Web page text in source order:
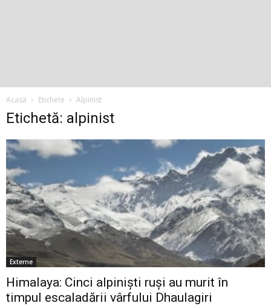
Acasă Etichete Alpinist
Etichetă: alpinist
Externe
Himalaya: Cinci alpiniști ruși au murit în
timpul escaladării vârfului Dhaulagiri